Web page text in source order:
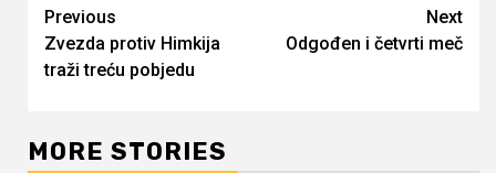
Continue
Reading
Previous
Zvezda protiv Himkija
traži treću pobjedu
Next
Odgođen i četvrti meč
MORE STORIES